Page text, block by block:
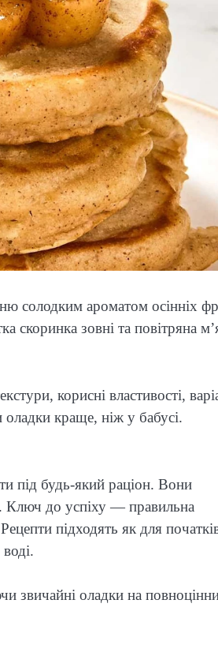
солодким ароматом осінніх
скоринка зовні та повітряна
корисні властивості,
краще, ніж у бабусі.
під будь-який раціон. Вони
Ключ до успіху — правильна
підходять як для
звичайні оладки на